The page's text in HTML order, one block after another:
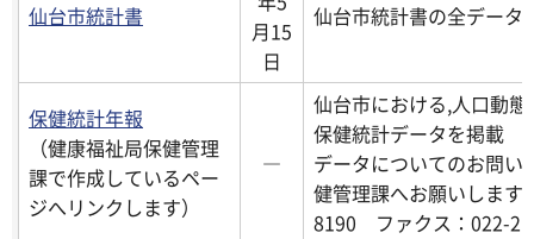
仙台市統計書
月15
日
仙台市統計書の全データ
保健統計年報
（健康福祉局保健管理
課で作成しているペー
ジへリンクします）
―
仙台市における,人口動
保健統計データを掲載
データについてのお問い
健管理課へお願いします
8190 ファクス：022-